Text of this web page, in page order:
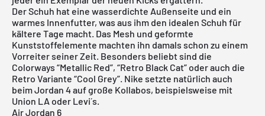
Der Schuh hat eine wasserdichte Außenseite und ein
warmes Innenfutter, was aus ihm den idealen Schuh für
kältere Tage macht. Das Mesh und geformte
Kunststoffelemente machten ihn damals schon zu einem
Vorreiter seiner Zeit. Besonders beliebt sind die
Colorways “Metallic Red”, “Retro Black Cat” oder auch die
Retro Variante “Cool Grey”. Nike setzte natürlich auch
beim Jordan 4 auf große Kollabos, beispielsweise mit
Union LA oder Levi´s.
Air Jordan 6